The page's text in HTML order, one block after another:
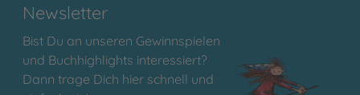
Newsletter
Bist Du an unseren Gewinnspielen
und Buchhighlights interessiert?
Dann trage Dich hier schnell und